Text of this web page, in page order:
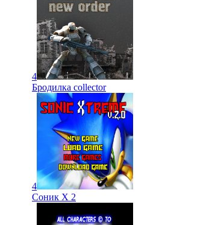
4
Бродилка collector
4
Соник Х 2